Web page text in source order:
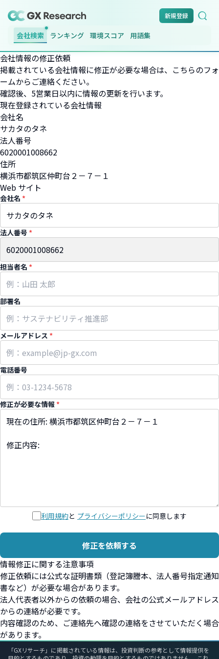
新規登録
会社検索 ランキング 環境スコア 用語集
会社情報の修正依頼
掲載されている会社情報に修正が必要な場合は、こちらのフォ
ームからご連絡ください。
確認後、5営業日以内に情報の更新を行います。
現在登録されている会社情報
会社名
サカタのタネ
法人番号
6020001008662
住所
横浜市都筑区仲町台２－７－１
Web サイト
会社名 *
法人番号 *
担当者名 *
部署名
メールアドレス *
電話番号
修正が必要な情報 *
利用規約と プライバシーポリシーに同意します
修正を依頼する
情報修正に関する注意事項
修正依頼には公式な証明書類（登記簿謄本、法人番号指定通知
書など）が必要な場合があります。
法人代表者以外からの依頼の場合、会社の公式メールアドレス
からの連絡が必要です。
内容確認のため、ご連絡先へ確認の連絡をさせていただく場合
があります。
「GXリサーチ」に掲載されている情報は、投資判断の参考として情報提供を